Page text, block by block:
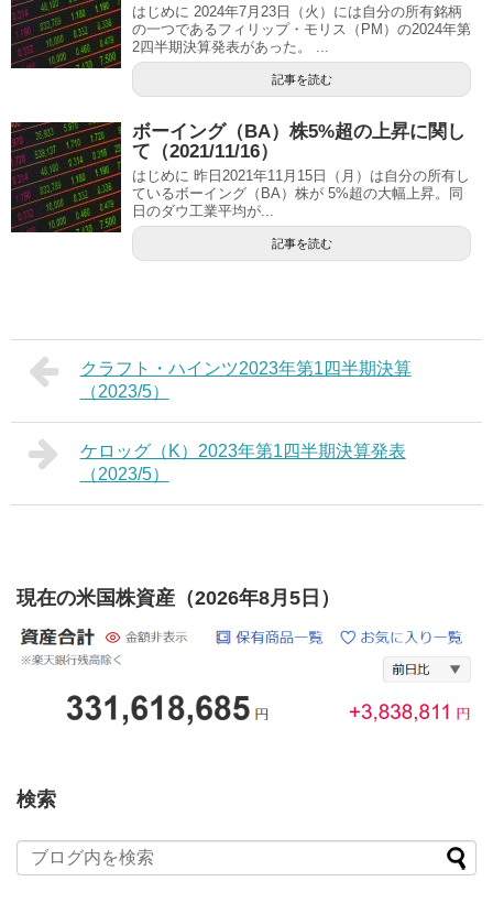
はじめに 2024年7月23日（火）には自分の所有銘柄
の一つであるフィリップ・モリス（PM）の2024年第
2四半期決算発表があった。 ...
記事を読む
ボーイング（BA）株5%超の上昇に関し
て（2021/11/16）
はじめに 昨日2021年11月15日（月）は自分の所有し
ているボーイング（BA）株が 5%超の大幅上昇。同
日のダウ工業平均が...
記事を読む
クラフト・ハインツ2023年第1四半期決算
（2023/5）
ケロッグ（K）2023年第1四半期決算発表
（2023/5）
現在の米国株資産（2026年8月5日）
検索